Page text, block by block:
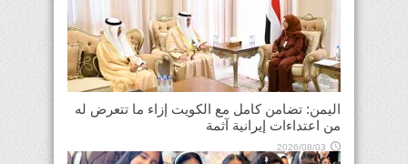
اليمن: تضامن كامل مع الكويت إزاء ما تتعرض له
من اعتداءات إيرانية آثمة
2026/08/03